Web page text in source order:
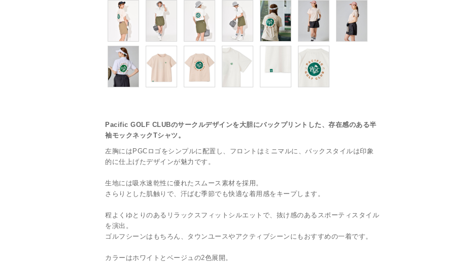
Pacific GOLF CLUBのサークルデザインを大胆にバックプリントした、存在感のある半
袖モックネックTシャツ。
左胸にはPGCロゴをシンプルに配置し、フロントはミニマルに、バックスタイルは印象
的に仕上げたデザインが魅力です。
生地には吸水速乾性に優れたスムース素材を採用。
さらりとした肌触りで、汗ばむ季節でも快適な着用感をキープします。
程よくゆとりのあるリラックスフィットシルエットで、抜け感のあるスポーティスタイル
を演出。
ゴルフシーンはもちろん、タウンユースやアクティブシーンにもおすすめの一着です。
カラーはホワイトとベージュの2色展開。